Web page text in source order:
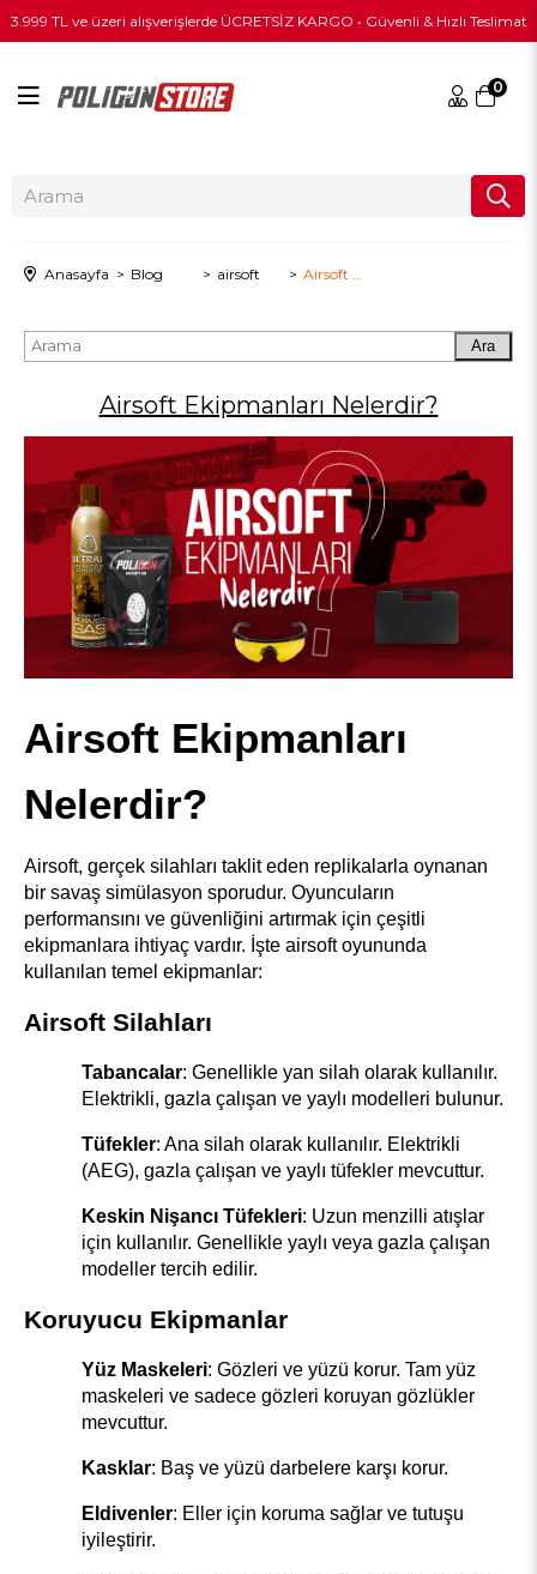
3.999 TL ve üzeri alışverişlerde ÜCRETSİZ KARGO • Güvenli & Hızlı Teslimat
0
Anasayfa Blog airsoft
Ara
Airsoft Ekipmanları Nelerdir?
Airsoft Ekipmanları
Nelerdir?
Airsoft, gerçek silahları taklit eden replikalarla oynanan
bir savaş simülasyon sporudur. Oyuncuların
performansını ve güvenliğini artırmak için çeşitli
ekipmanlara ihtiyaç vardır. İşte airsoft oyununda
kullanılan temel ekipmanlar:
Airsoft Silahları
Tabancalar: Genellikle yan silah olarak kullanılır.
Elektrikli, gazla çalışan ve yaylı modelleri bulunur.
Tüfekler: Ana silah olarak kullanılır. Elektrikli
(AEG), gazla çalışan ve yaylı tüfekler mevcuttur.
Keskin Nişancı Tüfekleri: Uzun menzilli atışlar
için kullanılır. Genellikle yaylı veya gazla çalışan
modeller tercih edilir.
Koruyucu Ekipmanlar
Yüz Maskeleri: Gözleri ve yüzü korur. Tam yüz
maskeleri ve sadece gözleri koruyan gözlükler
mevcuttur.
Kasklar: Baş ve yüzü darbelere karşı korur.
Eldivenler: Eller için koruma sağlar ve tutuşu
iyileştirir.